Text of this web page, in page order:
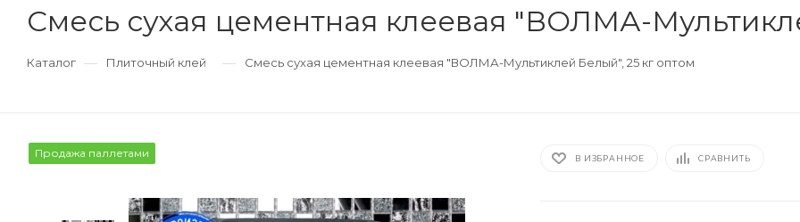
Смесь сухая цементная клеевая "ВОЛМА-
Каталог — Плиточный клей — Смесь сухая цементная клеевая "ВОЛМА-Мультиклей Белый", 25 кг оптом
Продажа паллетами В ИЗБРАННОЕ СРАВНИТЬ